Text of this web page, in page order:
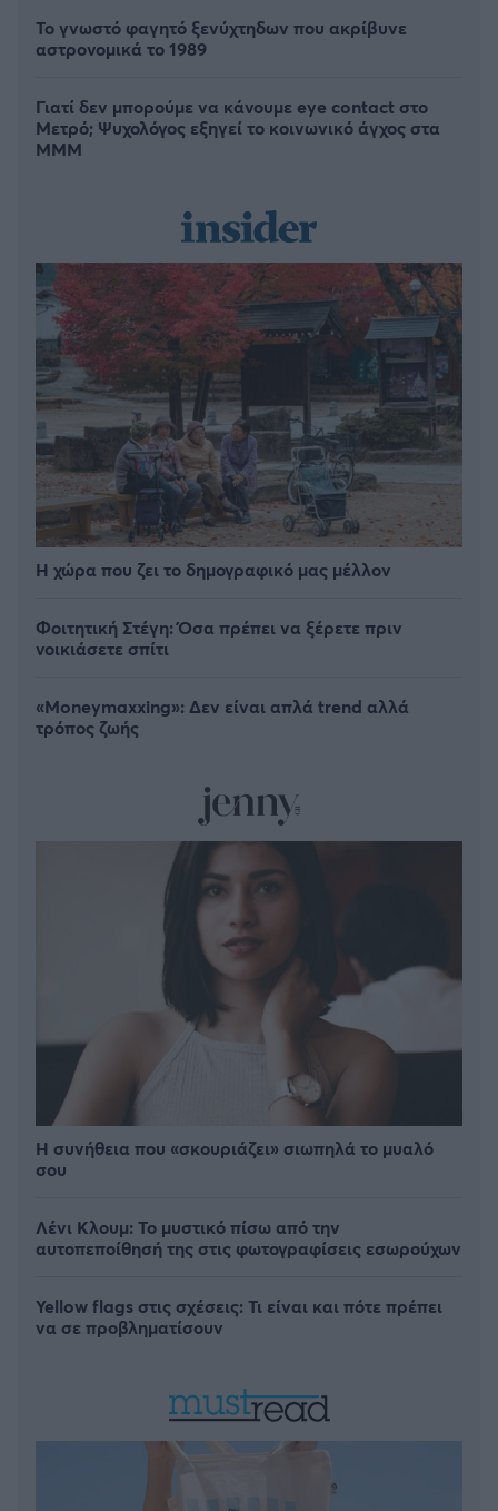
Το γνωστό φαγητό ξενύχτηδων που ακρίβυνε
αστρονομικά το 1989
Γιατί δεν μπορούμε να κάνουμε eye contact στο
Μετρό; Ψυχολόγος εξηγεί το κοινωνικό άγχος στα
ΜΜΜ
Η χώρα που ζει το δημογραφικό μας μέλλον
Φοιτητική Στέγη: Όσα πρέπει να ξέρετε πριν
νοικιάσετε σπίτι
«Moneymaxxing»: Δεν είναι απλά trend αλλά
τρόπος ζωής
Η συνήθεια που «σκουριάζει» σιωπηλά το μυαλό
σου
Λένι Κλουμ: Το μυστικό πίσω από την
αυτοπεποίθησή της στις φωτογραφίσεις εσωρούχων
Yellow flags στις σχέσεις: Τι είναι και πότε πρέπει
να σε προβληματίσουν